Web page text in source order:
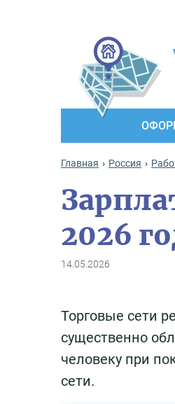
Главная Россия
2026
14.05.2026
Торговые сети
существенно
человеку при
сети.